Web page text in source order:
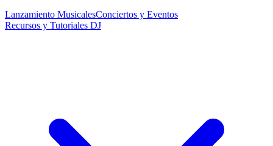
Lanzamiento MusicalesConciertos y Eventos
Recursos y Tutoriales DJ